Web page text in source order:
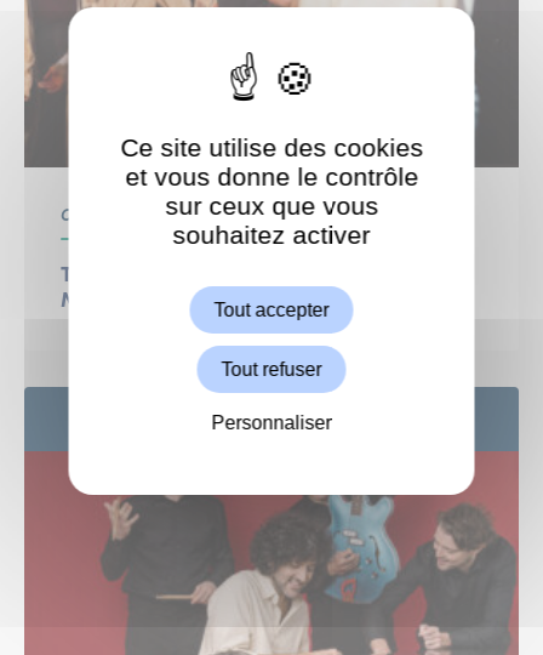
Centre Culturel Culture
THÉÂTRE : Le procès d’une vie Gisèle,
Marie-Claire, Michèle… et les autres
24 SEP
ShareThis est désactivé.
Ce site utilise des cookies
et vous donne le contrôle
sur ceux que vous
souhaitez activer
Tout accepter
Tout refuser
Personnaliser